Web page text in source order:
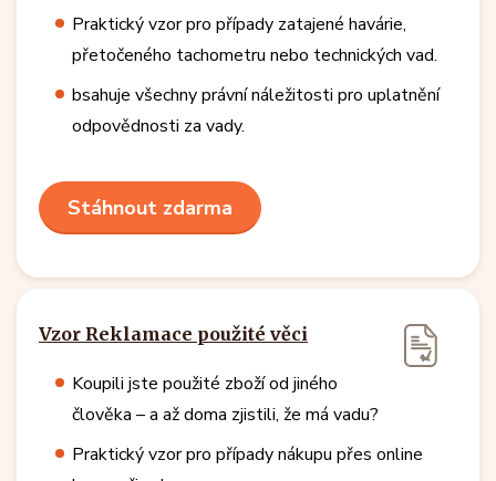
Praktický vzor pro případy zatajené havárie,
přetočeného tachometru nebo technických vad.
bsahuje všechny právní náležitosti pro uplatnění
odpovědnosti za vady.
Stáhnout zdarma
Vzor Reklamace použité věci
Koupili jste použité zboží od jiného
člověka – a až doma zjistili, že má vadu?
Praktický vzor pro případy nákupu přes online